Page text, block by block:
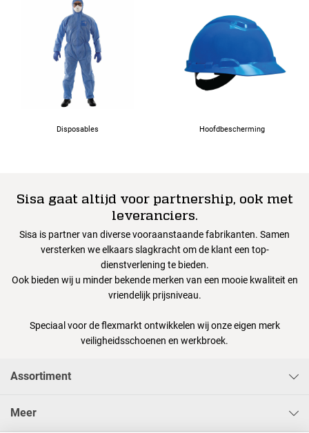
Disposables Hoofdbescherming
Sisa gaat altijd voor partnership, ook met
leveranciers.
Sisa is partner van diverse vooraanstaande fabrikanten. Samen
versterken we elkaars slagkracht om de klant een top-
dienstverlening te bieden.
Ook bieden wij u minder bekende merken van een mooie kwaliteit en
vriendelijk prijsniveau.
Speciaal voor de flexmarkt ontwikkelen wij onze eigen merk
veiligheidsschoenen en werkbroek.
Assortiment
Meer